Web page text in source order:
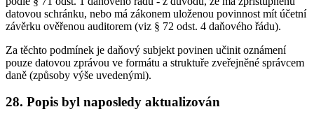
datovou schránku, nebo má zákonem uloženou povinnost mít účetní
závěrku ověřenou auditorem (viz § 72 odst. 4 daňového řádu).
Za těchto podmínek je daňový subjekt povinen učinit oznámení
pouze datovou zprávou ve formátu a struktuře zveřejněné správcem
daně (způsoby výše uvedenými).
28. Popis byl naposledy aktualizován